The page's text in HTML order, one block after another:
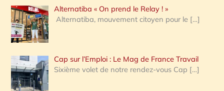
Alternatiba « On prend le Relay ! »
Alternatiba, mouvement citoyen pour le […]
Cap sur l’Emploi : Le Mag de France Travail
Sixième volet de notre rendez-vous Cap […]